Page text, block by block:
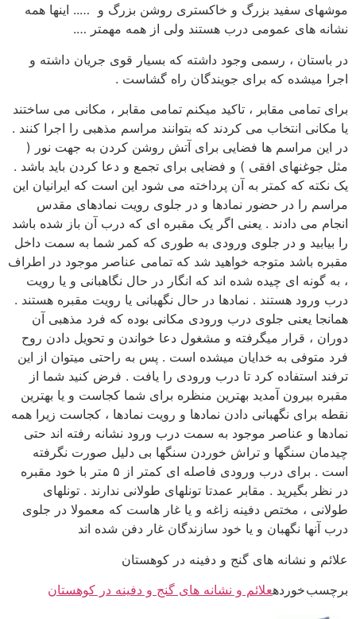
موشهای سفید بزرگ و خاکستری روشن بزرگ و ….. اینها همه
نشانه های عمومی درب هستند ولی از همه مهمتر ….
در باستان ، رسمی وجود داشته که بسیار قوی جریان داشته و
اجرا میشده که برای جویندگان راه گشاست .
برای تمامی مقابر ، تاکید میکنم تمامی مقابر ، مکانی می ساختند
یا مکانی انتخاب می کردند که بتوانند مراسم مذهبی را اجرا کنند .
در این مراسم ها فضایی برای آتش روشن کردن به جهت نور (
مثل جوغنهای افقی ) و فضایی برای تجمع و دعا کردن باید باشد .
یک نکته که کمتر به آن پرداخته می شود این است که ایرانیان این
مراسم را در حضور نمادها و در جلوی رویت نمادهای مقدس
انجام می دادند . یعنی اگر یک مقبره ای که درب آن باز شده باشد
را بیابید و در جلوی ورودی به طوری که کمر شما به سمت داخل
مقبره باشد متوجه خواهید شد که تمامی عناصر موجود در اطراف
، به گونه ای چیده شده اند که انگار در حال نگاهبانی و یا رویت
درب ورود هستند . نمادها در حال نگهبانی یا رویت مقبره هستند .
همانجا یعنی جلوی درب ورودی مکانی بوده که فرد مذهبی آن
دوران ، قرار میگرفته و مشغول دعا خواندن و تحویل دادن روح
فرد متوفی به خدایان میشده است . پس به راحتی میتوان از این
ترفند استفاده کرد تا درب ورودی را یافت . فرض کنید شما از
مقبره بیرون آمدید بهترین منظره برای شما کجاست و یا بهترین
نقطه برای نگهبانی دادن نمادها و رویت نمادها ، کجاست زیرا همه
نمادها و عناصر موجود به سمت درب ورود نشانه رفته اند حتی
چیدمان سنگها و تراش خوردن سنگها بی دلیل صورت نگرفته
است . برای درب ورودی فاصله ای کمتر از ۵ متر با خود مقبره
در نظر بگیرید . مقابر عمدتا تونلهای طولانی ندارند . تونلهای
طولانی ، مختص دفینه زاغه و یا غار هاست که معمولا در جلوی
درب آنها نگهبان و یا خود سازندگان غار دفن شده اند
علائم و نشانه های گنج و دفینه در کوهستان
برچسب خوردهعلائم و نشانه های گنج و دفینه در کوهستان